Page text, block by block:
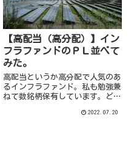
【高配当（高分配）】イン
フラファンドのＰＬ並べて
みた。
高配当というか高分配で人気のあ
るインフラファンド。私も勉強兼
ねて数銘柄保有しています。どの
個人的には感じています
2022.07.20